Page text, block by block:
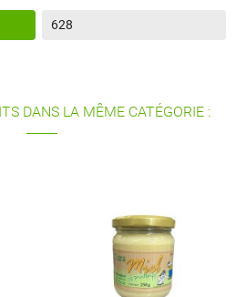
628
DANS LA MÊME CATÉGORIE :